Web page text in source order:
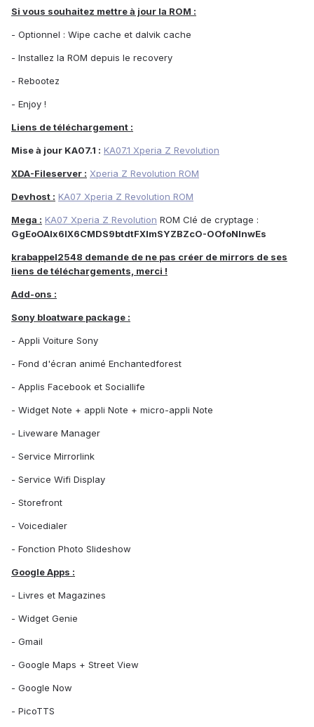
Si vous souhaitez mettre à jour la ROM :
- Optionnel : Wipe cache et dalvik cache
- Installez la ROM depuis le recovery
- Rebootez
- Enjoy !
Liens de téléchargement :
Mise à jour KA07.1 : KA07.1 Xperia Z Revolution
XDA-Fileserver : Xperia Z Revolution ROM
Devhost : KA07 Xperia Z Revolution ROM
Mega : KA07 Xperia Z Revolution ROM Clé de cryptage :
GgEoOAlx6lX6CMDS9btdtFXlmSYZBZcO-OOfoNlnwEs
krabappel2548 demande de ne pas créer de mirrors de ses
liens de téléchargements, merci !
Add-ons :
Sony bloatware package :
- Appli Voiture Sony
- Fond d'écran animé Enchantedforest
- Applis Facebook et Sociallife
- Widget Note + appli Note + micro-appli Note
- Liveware Manager
- Service Mirrorlink
- Service Wifi Display
- Storefront
- Voicedialer
- Fonction Photo Slideshow
Google Apps :
- Livres et Magazines
- Widget Genie
- Gmail
- Google Maps + Street View
- Google Now
- PicoTTS